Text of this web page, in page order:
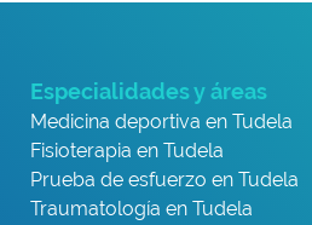
Especialidades y áreas
Medicina deportiva en Tudela
Fisioterapia en Tudela
Prueba de esfuerzo en Tudela
Traumatología en Tudela